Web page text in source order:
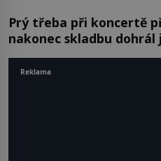
Prý třeba při koncertě
nakonec skladbu dohrál
Reklama